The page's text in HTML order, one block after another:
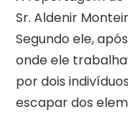
Sr. Aldenir
Segundo ele,
onde ele
por dois
escapar dos